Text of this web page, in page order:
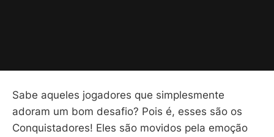
Sabe aqueles jogadores que simplesmente
adoram um bom desafio? Pois é, esses são os
Conquistadores! Eles são movidos pela emoção